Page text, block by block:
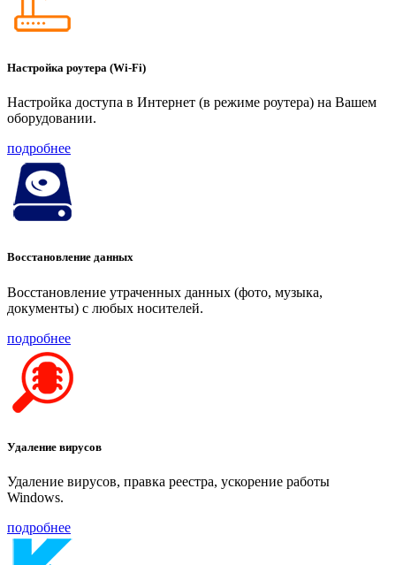
Настройка роутера (Wi-Fi)
Настройка доступа в Интернет (в режиме роутера) на Вашем
оборудовании.
подробнее
Восстановление данных
Восстановление утраченных данных (фото, музыка,
документы) с любых носителей.
подробнее
Удаление вирусов
Удаление вирусов, правка реестра, ускорение работы
Windows.
подробнее